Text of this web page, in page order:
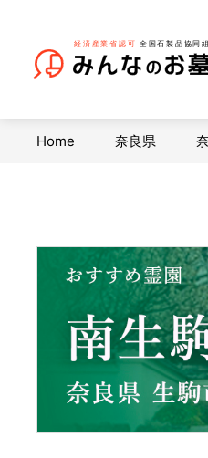
Home 奈良県